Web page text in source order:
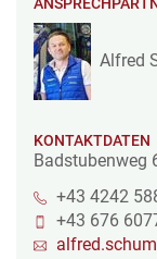
Alfred
KONTAKTDATEN
Badstubenweg
+43 4242
+43 676